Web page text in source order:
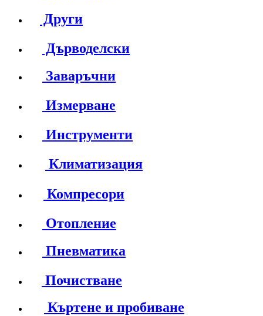
Други
Дърводелски
Заваръчни
Измерване
Инструменти
Климатизация
Компресори
Отопление
Пневматика
Почистване
Къртене и пробиване